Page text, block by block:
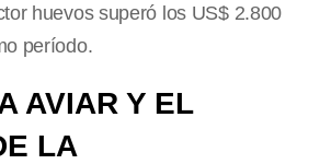
huevos superó los US$ 2.800
período.
AVIAR Y EL
LA